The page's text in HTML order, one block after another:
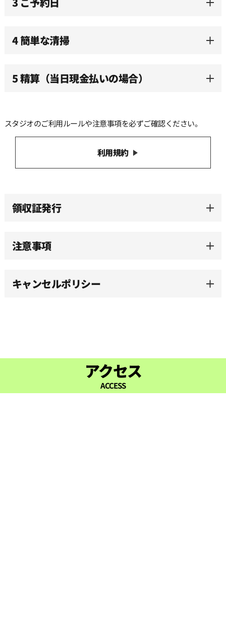
4 簡単な清掃
5 精算（当日現金払いの場合）
スタジオのご利用ルールや注意事項を必ずご確認ください。
利用規約
領収証発行
注意事項
キャンセルポリシー
アクセス
ACCESS